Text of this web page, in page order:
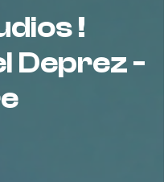
!
Deprez -